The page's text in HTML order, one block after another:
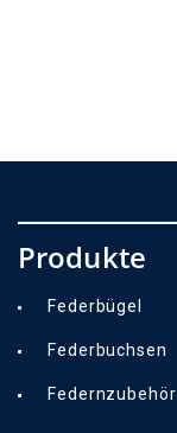
Produkte
Federbügel
Federbuchsen
Federnzubehör